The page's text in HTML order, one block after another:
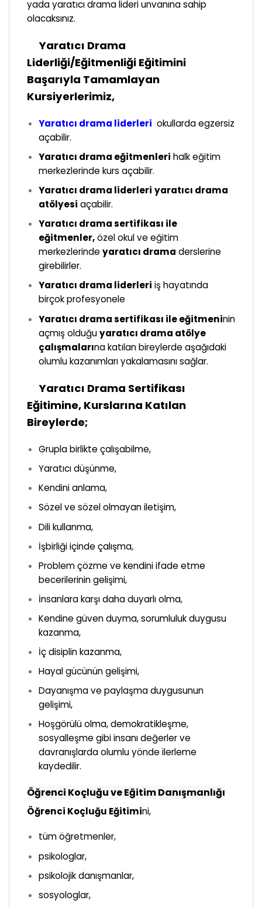
yada yaratıcı drama lideri unvanına sahip
olacaksınız.
Yaratıcı Drama
Liderliği/Eğitmenliği Eğitimini
Başarıyla Tamamlayan
Kursiyerlerimiz,
Yaratıcı drama liderleri okullarda egzersiz
açabilir.
Yaratıcı drama eğitmenleri halk eğitim
merkezlerinde kurs açabilir.
Yaratıcı drama liderleri yaratıcı drama
atölyesi açabilir.
Yaratıcı drama sertifikası ile
eğitmenler,özel okul ve eğitim
merkezlerinde yaratıcı drama derslerine
girebilirler.
Yaratıcı drama liderleri iş hayatında
birçok profesyonele
Yaratıcı drama sertifikası ile eğitmeninin
açmış olduğuyaratıcı drama atölye
çalışmalarına katılan bireylerde aşağıdaki
olumlu kazanımları yakalamasını sağlar.
Yaratıcı Drama Sertifikası
Eğitimine, Kurslarına Katılan
Bireylerde;
Grupla birlikte çalışabilme,
Yaratıcı düşünme,
Kendini anlama,
Sözel ve sözel olmayan iletişim,
Dili kullanma,
İşbirliği içinde çalışma,
Problem çözme ve kendini ifade etme
becerilerinin gelişimi,
İnsanlara karşı daha duyarlı olma,
Kendine güven duyma, sorumluluk duygusu
kazanma,
İç disiplin kazanma,
Hayal gücünün gelişimi,
Dayanışma ve paylaşma duygusunun
gelişimi,
Hoşgörülü olma, demokratikleşme,
sosyalleşme gibi insanı değerler ve
davranışlarda olumlu yönde ilerleme
kaydedilir.
Öğrenci Koçluğu ve Eğitim Danışmanlığı
Öğrenci Koçluğu Eğitimini,
tüm öğretmenler,
psikologlar,
psikolojik danışmanlar,
sosyologlar,